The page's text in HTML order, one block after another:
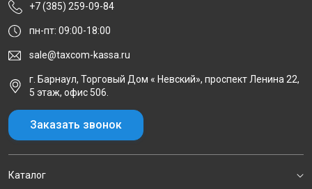
+7 (385) 259-09-84
пн-пт: 09:00-18:00
sale@taxcom-kassa.ru
г. Барнаул, Торговый Дом « Невский», проспект Ленина 22,
5 этаж, офис 506.
Заказать звонок
Каталог